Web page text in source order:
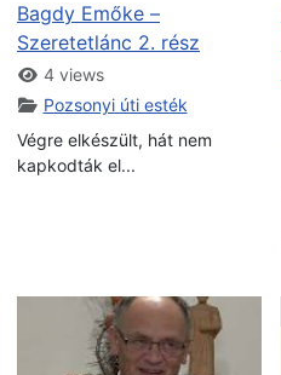
Bagdy Emőke –
Szeretetlánc 2. rész
4 views
Pozsonyi úti esték
Végre elkészült, hát nem
kapkodták el...